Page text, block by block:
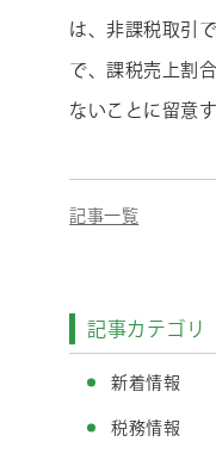
は、非課税取引
で、課税売上割
ないことに留意
記事一覧
記事カテゴリ
新着情報
税務情報